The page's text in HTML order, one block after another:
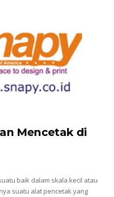
Mencetak di
baik dalam skala kecil atau
suatu alat pencetak yang